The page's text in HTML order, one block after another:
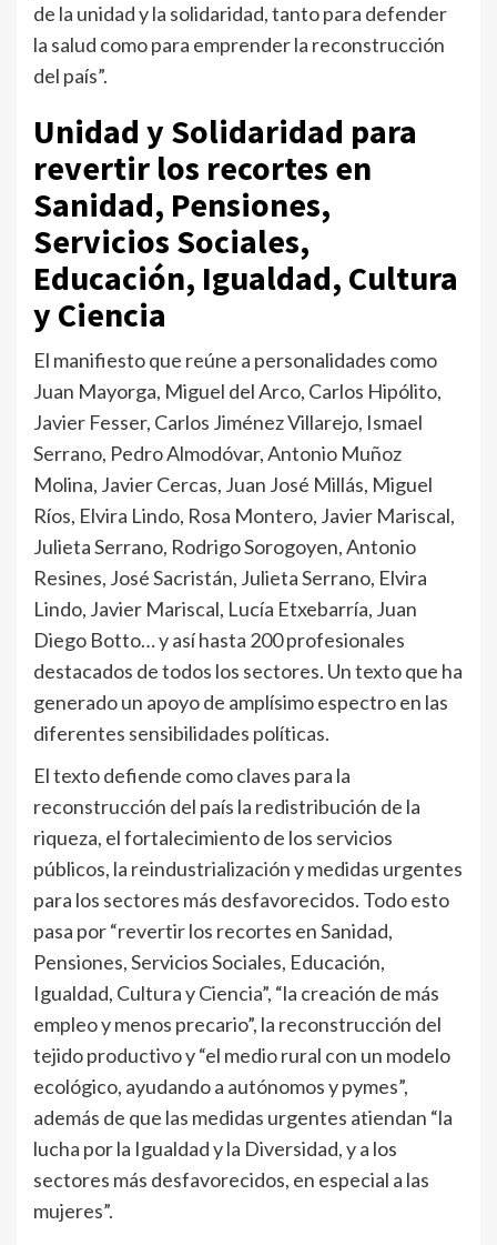
de la unidad y la solidaridad, tanto para defender
la salud como para emprender la reconstrucción
del país”.
Unidad y Solidaridad para
revertir los recortes en
Sanidad, Pensiones,
Servicios Sociales,
Educación, Igualdad, Cultura
y Ciencia
El manifiesto que reúne a personalidades como
Juan Mayorga, Miguel del Arco, Carlos Hipólito,
Javier Fesser, Carlos Jiménez Villarejo, Ismael
Serrano, Pedro Almodóvar, Antonio Muñoz
Molina, Javier Cercas, Juan José Millás, Miguel
Ríos, Elvira Lindo, Rosa Montero, Javier Mariscal,
Julieta Serrano, Rodrigo Sorogoyen, Antonio
Resines, José Sacristán, Julieta Serrano, Elvira
Lindo, Javier Mariscal, Lucía Etxebarría, Juan
Diego Botto… y así hasta 200 profesionales
destacados de todos los sectores. Un texto que ha
generado un apoyo de amplísimo espectro en las
diferentes sensibilidades políticas.
El texto defiende como claves para la
reconstrucción del país la redistribución de la
riqueza, el fortalecimiento de los servicios
públicos, la reindustrialización y medidas urgentes
para los sectores más desfavorecidos. Todo esto
pasa por “revertir los recortes en Sanidad,
Pensiones, Servicios Sociales, Educación,
Igualdad, Cultura y Ciencia”, “la creación de más
empleo y menos precario”, la reconstrucción del
tejido productivo y “el medio rural con un modelo
ecológico, ayudando a autónomos y pymes”,
además de que las medidas urgentes atiendan “la
lucha por la Igualdad y la Diversidad, y a los
sectores más desfavorecidos, en especial a las
mujeres”.